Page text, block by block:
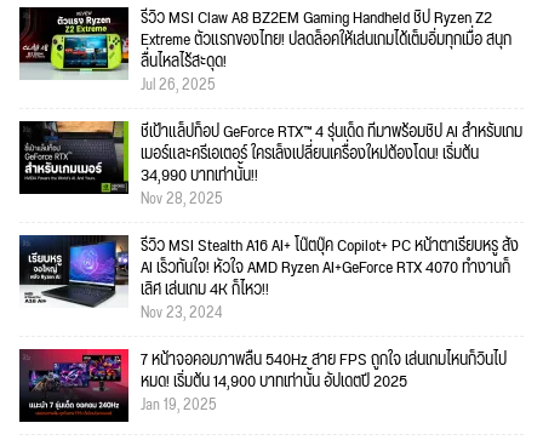
รีวิว MSI Claw A8 BZ2EM Gaming Handheld ชิป Ryzen Z2
Extreme ตัวแรกของไทย! ปลดล็อคให้เล่นเกมได้เต็มอิ่มทุกเมื่อ สนุก
ลื่นไหลไร้สะดุด!
Jul 26, 2025
ชี้เป้าแล็ปท็อป GeForce RTX™ 4 รุ่นเด็ด ที่มาพร้อมชิป AI สำหรับเกม
เมอร์และครีเอเตอร์ ใครเล็งเปลี่ยนเครื่องใหม่ต้องโดน! เริ่มต้น
34,990 บาทเท่านั้น!!
Nov 28, 2025
รีวิว MSI Stealth A16 AI+ โน๊ตบุ๊ค Copilot+ PC หน้าตาเรียบหรู สั่ง
AI เร็วทันใจ! หัวใจ AMD Ryzen AI+GeForce RTX 4070 ทำงานก็
เลิศ เล่นเกม 4K ก็ไหว!!
Nov 23, 2024
7 หน้าจอคอมภาพลื่น 540Hz สาย FPS ถูกใจ เล่นเกมไหนก็วินไป
หมด! เริ่มต้น 14,900 บาทเท่านั้น อัปเดตปี 2025
Jan 19, 2025